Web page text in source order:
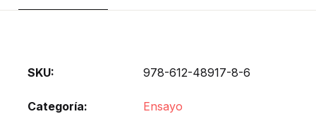
SKU: 978-612-48917-8-6
Categoría: Ensayo